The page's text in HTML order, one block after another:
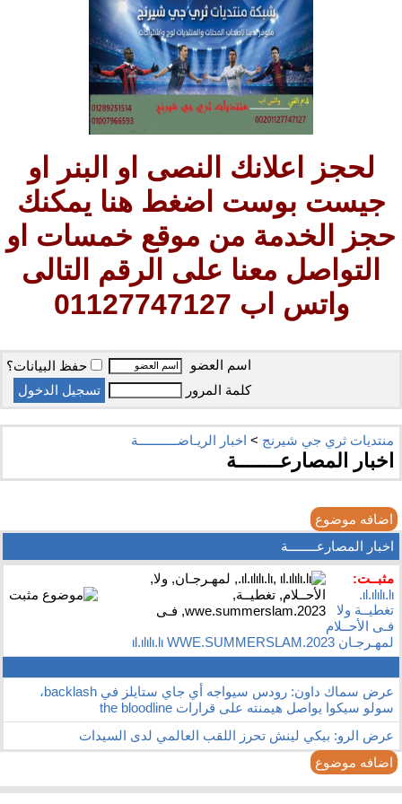
لحجز اعلانك النصى او البنر او
جيست بوست اضغط هنا يمكنك
حجز الخدمة من موقع خمسات او
التواصل معنا على الرقم التالى
واتس اب 01127747127
اسم العضو
حفظ البيانات؟
كلمة المرور
منتديات ثري جي شيرنج > اخبار الريـاضـــــــــــة
اخبار المصارعــــــــة
اضافه موضوع
اخبار المصارعــــــــة
مثبــت:
ιl.ιlιlι.lι.
تغطيــة ولا
فـى الأحــلام
لمهـرجـان ιl.ιlιlι.lι WWE.SUMMERSLAM.2023
عرض سماك داون: رودس سيواجه أي جاي ستايلز في backlash،
سولو سيكوا يواصل هيمنته على قرارات the bloodline
عرض الرو: بيكي لينش تحرز اللقب العالمي لدى السيدات
اضافه موضوع